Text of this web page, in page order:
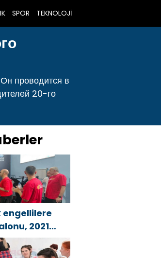
SPOR TEKNOLOJİ
проводится в
20-го
engellilere
2021
Programı